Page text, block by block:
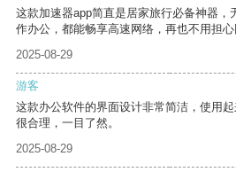
这款加速器app简直是居家旅行必备神器，
作办公，都能畅享高速网络，再也不用担心
2025-08-29
游客
这款办公软件的界面设计非常简洁，使用
很合理，一目了然。
2025-08-29